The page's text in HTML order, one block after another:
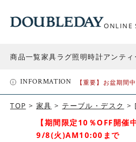
ONLINE
商品一覧家具ラグ照明時計アンテ
INFORMATION 【重要】お盆期間
TOP 家具 テーブル・デスク
【期間限定10％OFF開催
9/8(火)AM10:00まで